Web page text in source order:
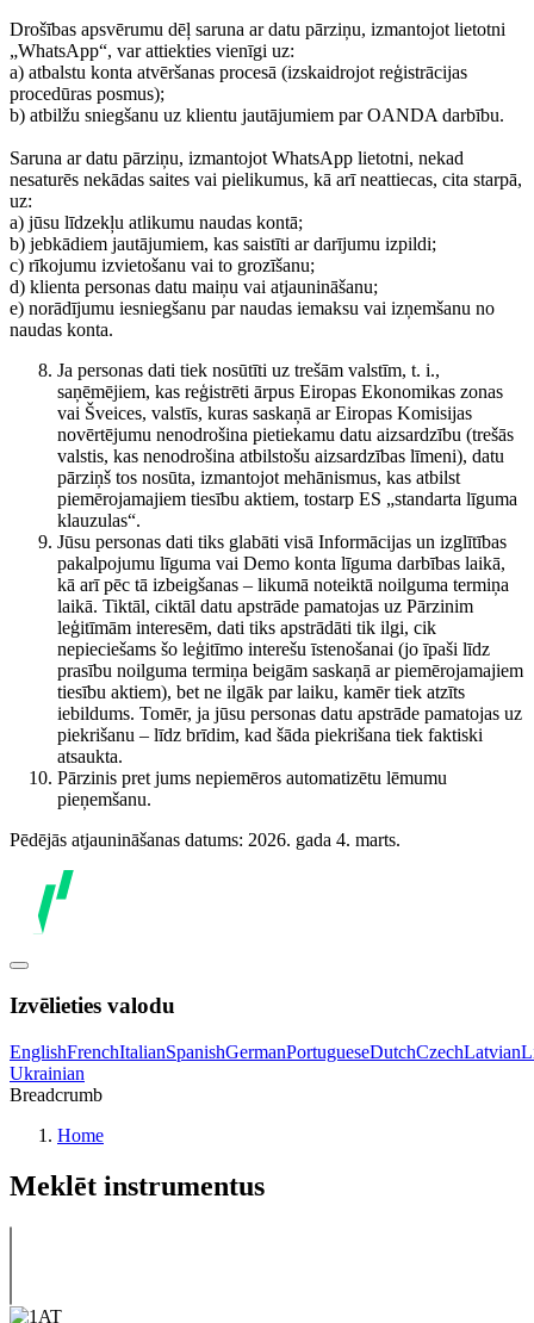
Drošības apsvērumu dēļ saruna ar datu pārziņu, izmantojot lietotni
„WhatsApp“, var attiekties vienīgi uz:
a) atbalstu konta atvēršanas procesā (izskaidrojot reģistrācijas
procedūras posmus);
b) atbilžu sniegšanu uz klientu jautājumiem par OANDA darbību.
Saruna ar datu pārziņu, izmantojot WhatsApp lietotni, nekad
nesaturēs nekādas saites vai pielikumus, kā arī neattiecas, cita starpā,
uz:
a) jūsu līdzekļu atlikumu naudas kontā;
b) jebkādiem jautājumiem, kas saistīti ar darījumu izpildi;
c) rīkojumu izvietošanu vai to grozīšanu;
d) klienta personas datu maiņu vai atjaunināšanu;
e) norādījumu iesniegšanu par naudas iemaksu vai izņemšanu no
naudas konta.
Ja personas dati tiek nosūtīti uz trešām valstīm, t. i.,
saņēmējiem, kas reģistrēti ārpus Eiropas Ekonomikas zonas
vai Šveices, valstīs, kuras saskaņā ar Eiropas Komisijas
novērtējumu nenodrošina pietiekamu datu aizsardzību (trešās
valstis, kas nenodrošina atbilstošu aizsardzības līmeni), datu
pārziņš tos nosūta, izmantojot mehānismus, kas atbilst
piemērojamajiem tiesību aktiem, tostarp ES „standarta līguma
klauzulas“.
Jūsu personas dati tiks glabāti visā Informācijas un izglītības
pakalpojumu līguma vai Demo konta līguma darbības laikā,
kā arī pēc tā izbeigšanas – likumā noteiktā noilguma termiņa
laikā. Tiktāl, ciktāl datu apstrāde pamatojas uz Pārzinim
leģitīmām interesēm, dati tiks apstrādāti tik ilgi, cik
nepieciešams šo leģitīmo interešu īstenošanai (jo īpaši līdz
prasību noilguma termiņa beigām saskaņā ar piemērojamajiem
tiesību aktiem), bet ne ilgāk par laiku, kamēr tiek atzīts
iebildums. Tomēr, ja jūsu personas datu apstrāde pamatojas uz
piekrišanu – līdz brīdim, kad šāda piekrišana tiek faktiski
atsaukta.
Pārzinis pret jums nepiemēros automatizētu lēmumu
pieņemšanu.
Pēdējās atjaunināšanas datums: 2026. gada 4. marts.
Izvēlieties valodu
EnglishFrenchItalianSpanishGermanPortugueseDutchCzechLatvian
Ukrainian
Breadcrumb
Home
Meklēt instrumentus